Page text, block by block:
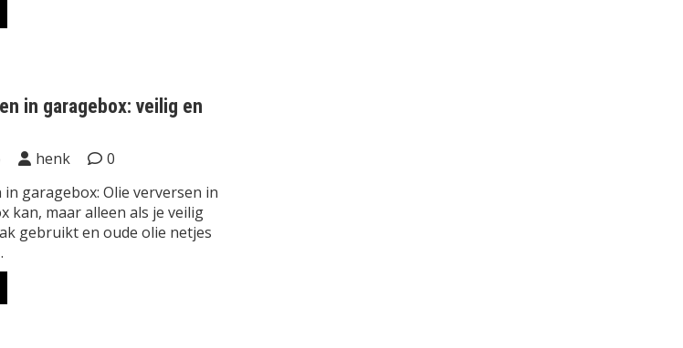
in garagebox: veilig en
henk
0
garagebox: Olie verversen in
kan, maar alleen als je veilig
gebruikt en oude olie netjes